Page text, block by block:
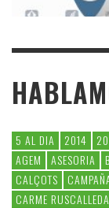
5 AL DIA 2014
AGEM
ASESORIA
CALÇOTS
CARME RUSCALLEDA